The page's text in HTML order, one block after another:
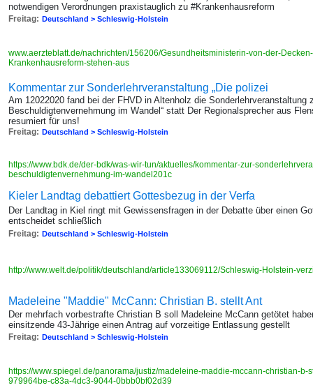
notwendigen Verordnungen praxistauglich zu #Krankenhausreform
Freitag: Deutschland > Schleswig-Holstein
www.aerzteblatt.de/nachrichten/156206/Gesundheitsministerin-von-der-
Krankenhausreform-stehen-aus
Kommentar zur Sonderlehrveranstaltung „Die polizei
Am 12022020 fand bei der FHVD in Altenholz die Sonderlehrveranstaltung
Beschuldigtenvernehmung im Wandel“ statt Der Regionalsprecher aus
resumiert für uns!
Freitag: Deutschland > Schleswig-Holstein
https://www.bdk.de/der-bdk/was-wir-tun/aktuelles/kommentar-zur-
beschuldigtenvernehmung-im-wandel201c
Kieler Landtag debattiert Gottesbezug in der Verfa
Der Landtag in Kiel ringt mit Gewissensfragen in der Debatte über einen
entscheidet schließlich
Freitag: Deutschland > Schleswig-Holstein
http://www.welt.de/politik/deutschland/article133069112/Schleswig-Holstein-
Madeleine "Maddie" McCann: Christian B. stellt Ant
Der mehrfach vorbestrafte Christian B soll Madeleine McCann getötet
einsitzende 43-Jährige einen Antrag auf vorzeitige Entlassung gestellt
Freitag: Deutschland > Schleswig-Holstein
https://www.spiegel.de/panorama/justiz/madeleine-maddie-mccann-christian-b-
979964be-c83a-4dc3-9044-0bbb0bf02d39